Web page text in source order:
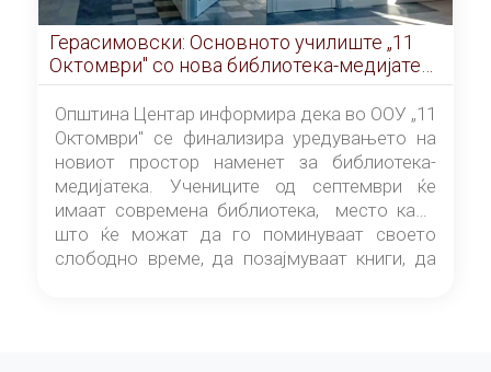
Герасимовски: Основното училиште „11
Октомври" со нова библиотека-медијатека
од септември
Општина Центар информира дека во ООУ „11
Октомври" се финализира уредувањето на
новиот простор наменет за библиотека-
медијатека. Учениците од септември ќе
имаат современа библиотека, место каде
што ќе можат да го поминуваат своето
слободно време, да позајмуваат книги, да